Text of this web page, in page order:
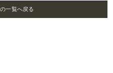
一覧へ戻る